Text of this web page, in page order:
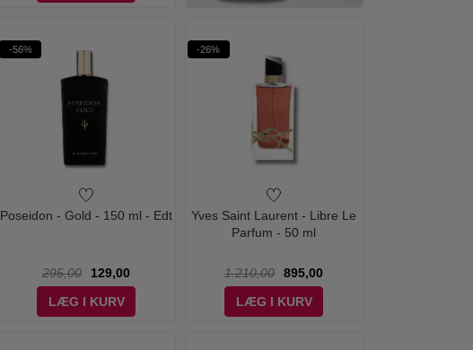
-56%
Poseidon - Gold - 150 ml - Edt
295,00
129,00
LÆG I KURV
-26%
Yves Saint Laurent - Libre Le
Parfum - 50 ml
1.210,00
895,00
LÆG I KURV